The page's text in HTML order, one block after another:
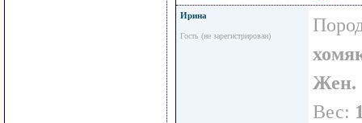
Ирина
Гость (не зарегистрирован)
Жен.
Вес: